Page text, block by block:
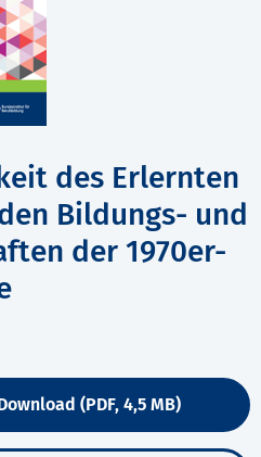
des Erlernten
Bildungs- und
der 1970er-
(PDF, 4,5 MB)